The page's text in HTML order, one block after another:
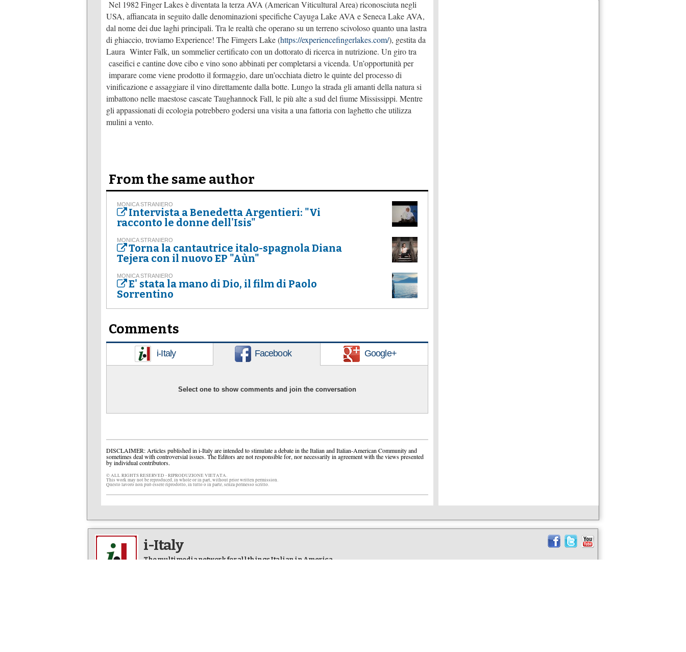
Nel 1982 Finger Lakes è diventata la terza AVA (American Viticultural Area) riconosciuta negli
USA, affiancata in seguito dalle denominazioni specifiche Cayuga Lake AVA e Seneca Lake AVA,
dal nome dei due laghi principali. Tra le realtà che operano su un terreno scivoloso quanto una lastra
di ghiaccio, troviamo Experience! The Fimgers Lake (https://experiencefingerlakes.com/), gestita da
Laura Winter Falk, un sommelier certificato con un dottorato di ricerca in nutrizione. Un giro tra
caseifici e cantine dove cibo e vino sono abbinati per completarsi a vicenda. Un’opportunità per
imparare come viene prodotto il formaggio, dare un’occhiata dietro le quinte del processo di
vinificazione e assaggiare il vino direttamente dalla botte. Lungo la strada gli amanti della natura si
imbattono nelle maestose cascate Taughannock Fall, le più alte a sud del fiume Mississippi. Mentre
gli appassionati di ecologia potrebbero godersi una visita a una fattoria con laghetto che utilizza
mulini a vento.
From the same author
MONICA STRANIERO
Intervista a Benedetta Argentieri: "Vi
racconto le donne dell'Isis"
MONICA STRANIERO
Torna la cantautrice italo-spagnola Diana
Tejera con il nuovo EP "Aùn"
MONICA STRANIERO
E' stata la mano di Dio, il film di Paolo
Sorrentino
Comments
i-Italy Facebook Google+
Select one to show comments and join the conversation
DISCLAIMER: Articles published in i-Italy are intended to stimulate a debate in the Italian and Italian-American Community and
sometimes deal with controversial issues. The Editors are not responsible for, nor necessarily in agreement with the views presented
by individual contributors.
© ALL RIGHTS RESERVED - RIPRODUZIONE VIETATA.
This work may not be reproduced, in whole or in part, without prior written permission.
Questo lavoro non può essere riprodotto, in tutto o in parte, senza permesso scritto.
i-Italy
The multimedia network for all things Italian in America